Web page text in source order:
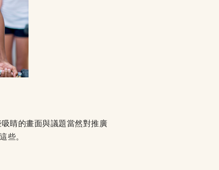
睛的畫面與議題當然對推廣
些。